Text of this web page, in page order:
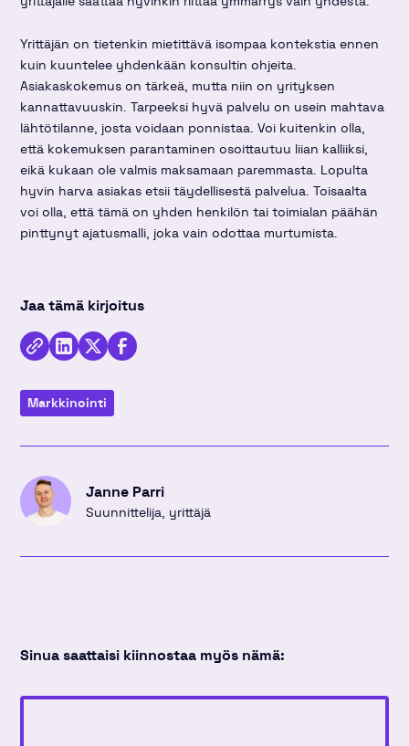
Yrittäjän on tietenkin mietittävä isompaa kontekstia ennen
kuin kuuntelee yhdenkään konsultin ohjeita.
Asiakaskokemus on tärkeä, mutta niin on yrityksen
kannattavuuskin. Tarpeeksi hyvä palvelu on usein mahtava
lähtötilanne, josta voidaan ponnistaa. Voi kuitenkin olla,
että kokemuksen parantaminen osoittautuu liian kalliiksi,
eikä kukaan ole valmis maksamaan paremmasta. Lopulta
hyvin harva asiakas etsii täydellisestä palvelua. Toisaalta
voi olla, että tämä on yhden henkilön tai toimialan päähän
pinttynyt ajatusmalli, joka vain odottaa murtumista.
Jaa tämä kirjoitus
Linkedinissä
Twitterissä
Markkinointi
Janne Parri
Suunnittelija, yrittäjä
Sinua saattaisi kiinnostaa myös nämä: